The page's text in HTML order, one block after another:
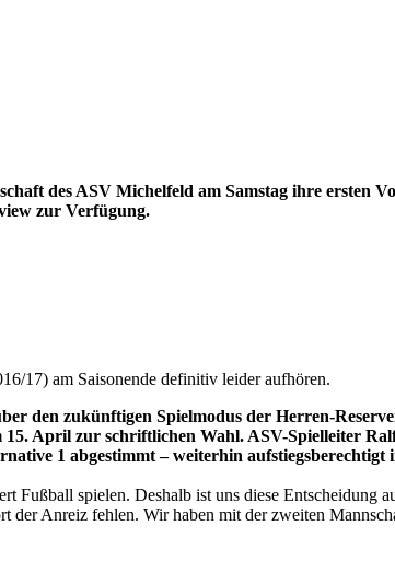
des ASV Michelfeld am Samstag ihre ersten
zur Verfügung.
17) am Saisonende definitiv leider aufhören.
den zukünftigen Spielmodus der Herren-
April zur schriftlichen Wahl. ASV-Spielleiter
1 abgestimmt – weiterhin
spielen. Deshalb ist uns diese Entscheidung
Anreiz fehlen. Wir haben mit der zweiten